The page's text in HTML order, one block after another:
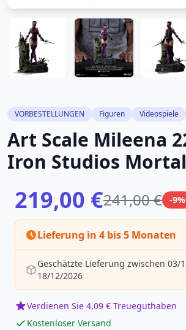
VORBESTELLUNGEN Figuren Videospiele
Art Scale Mileena
Iron Studios
219,00 €241,00 € -9%
Lieferung in 4 bis 5 Monaten
Geschätzte Lieferung zwischen 03/
18/12/2026
Verdienen Sie 4,09 € Treueguthaben
Kostenloser Versand